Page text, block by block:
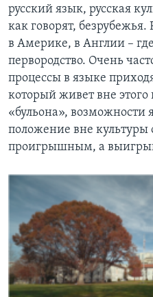
русский язык, русская
как говорят,
в Америке, в Англии –
первородство. Очень
процессы в языке
который живет вне этого
«бульона», возможности
положение вне культуры
проигрышным, а